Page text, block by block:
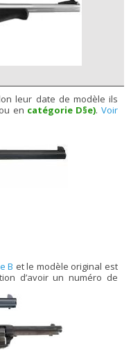
leur date de modèle ils
en catégorie D§e). Voir
B et le modèle original est
d’avoir un numéro de